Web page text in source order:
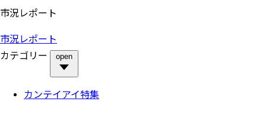
市況レポート
市況レポート
カテゴリー
open
カンテイアイ特集